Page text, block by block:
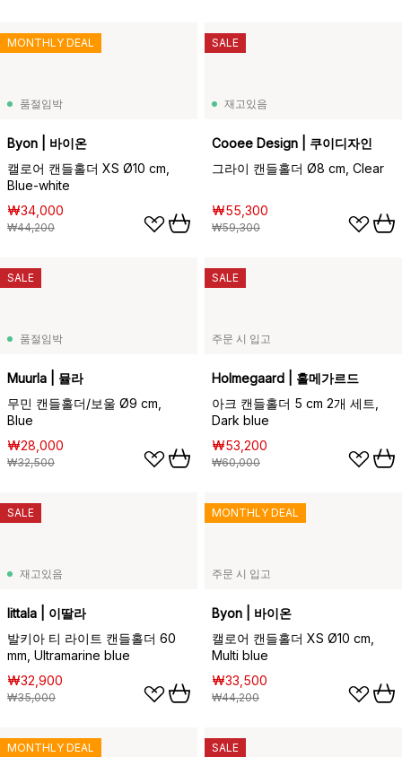
품절임박
Byon | 바이온
캘로어 캔들홀더 XS Ø10 cm,
Blue-white
₩34,000
₩44,200
MONTHLY DEAL
재고있음
Cooee Design | 쿠이디자인
그라이 캔들홀더 Ø8 cm, Clear
₩55,300
₩59,300
SALE
품절임박
Muurla | 뮬라
무민 캔들홀더/보울 Ø9 cm,
Blue
₩28,000
₩32,500
SALE
주문 시 입고
Holmegaard | 홀메가르드
아크 캔들홀더 5 cm 2개 세트,
Dark blue
₩53,200
₩60,000
SALE
재고있음
Iittala | 이딸라
발키아 티 라이트 캔들홀더 60
mm, Ultramarine blue
₩32,900
₩35,000
SALE
주문 시 입고
Byon | 바이온
캘로어 캔들홀더 XS Ø10 cm,
Multi blue
₩33,500
₩44,200
MONTHLY DEAL
MONTHLY DEAL SALE